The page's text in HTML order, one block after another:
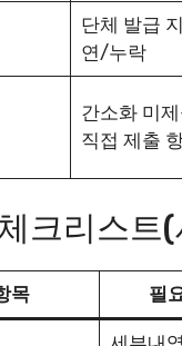
단체 발급 지
연/누락
간소화 미
직접 제출
크리스트(
목 필